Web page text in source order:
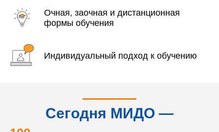
Очная, заочная и дистанционная
формы обучения
Индивидуальный подход к обучению
Сегодня МИДО —